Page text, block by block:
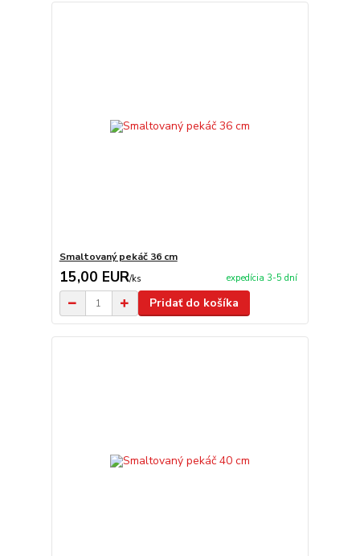
Smaltovaný pekáč 36 cm
15,00 EUR/ks expedícia 3-5 dní
Pridať do košíka